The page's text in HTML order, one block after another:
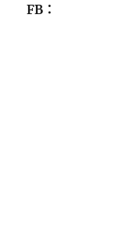
FB：